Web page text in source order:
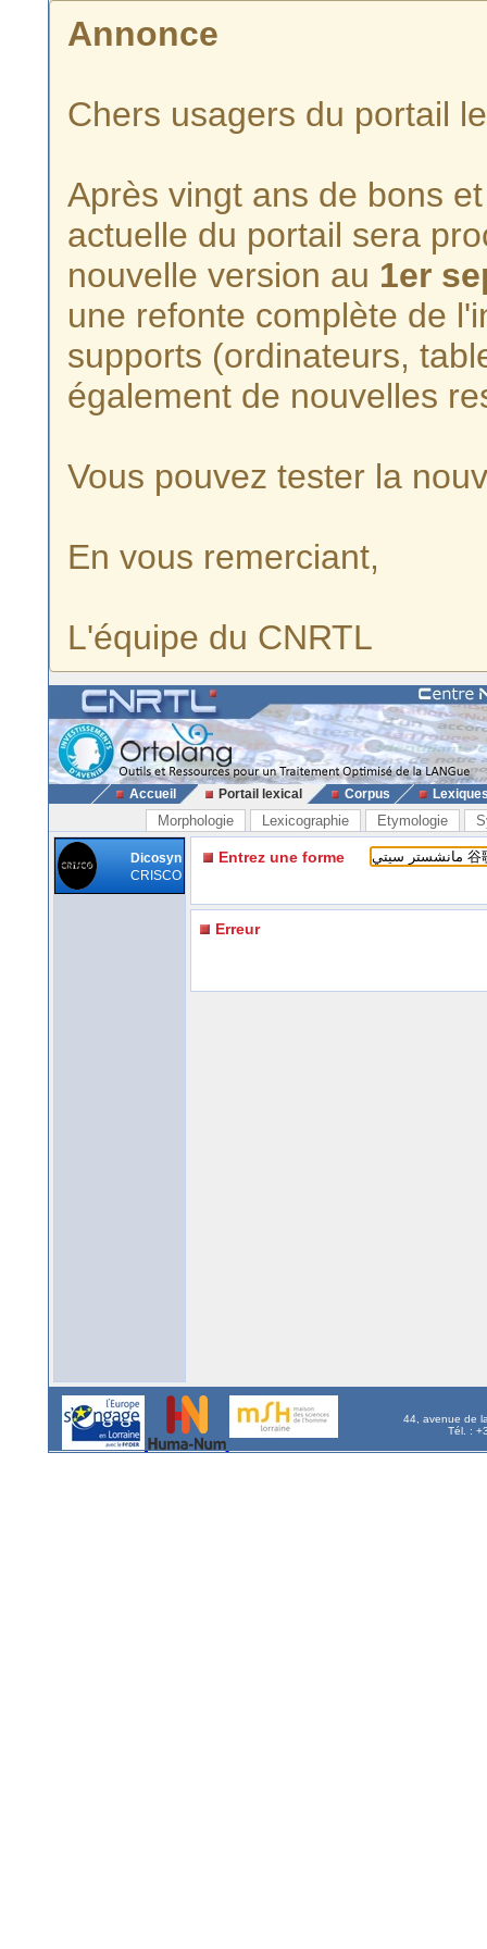
Annonce
Chers usagers du portail
Après vingt ans de bons
actuelle du portail sera
nouvelle version au 1er
une refonte complète de
supports (ordinateurs,
également de nouvelles
Vous pouvez tester la
En vous remerciant,
L'équipe du CNRTL
Accueil Portail lexical Corpus
Morphologie Lexicographie Etymologie
Dicosyn
CRISCO
Entrez une forme
Erreur
44, avenue de
Tél. :